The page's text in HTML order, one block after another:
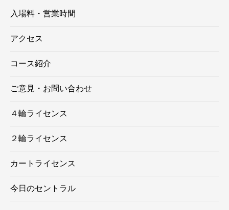
入場料・営業時間
アクセス
コース紹介
ご意見・お問い合わせ
４輪ライセンス
２輪ライセンス
カートライセンス
今日のセントラル